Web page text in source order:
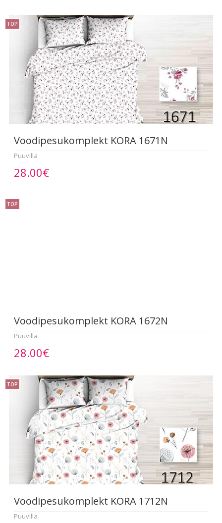
TOP
Voodipesukomplekt KORA 1671N
Puuvilla
28.00€
TOP
Voodipesukomplekt KORA 1672N
Puuvilla
28.00€
TOP
Voodipesukomplekt KORA 1712N
Puuvilla